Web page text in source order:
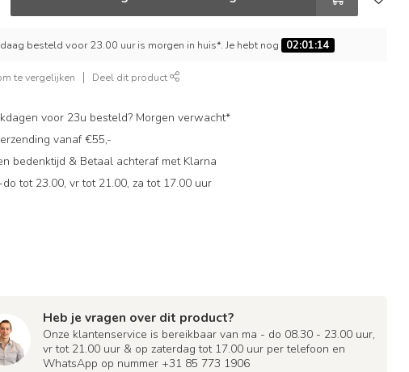
besteld voor 23.00 uur is morgen in huis*. Je hebt nog 02:01:13
te vergelijken Deel dit product
voor 23u besteld? Morgen verwacht*
vanaf €55,-
bedenktijd & Betaal achteraf met Klarna
tot 23.00, vr tot 21.00, za tot 17.00 uur
Heb je vragen over dit product?
Onze klantenservice is bereikbaar van ma - do 08.30 - 23.00 uur,
vr tot 21.00 uur & op zaterdag tot 17.00 uur per telefoon en
WhatsApp op nummer +31 85 773 1906